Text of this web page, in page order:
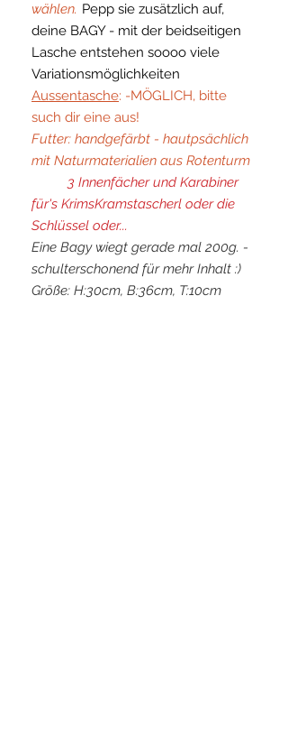
wählen. Pepp sie zusätzlich auf,
deine BAGY - mit der beidseitigen
Lasche entstehen soooo viele
Variationsmöglichkeiten
Aussentasche: -MÖGLICH, bitte
such dir eine aus!
Futter: handgefärbt - hautpsächlich
mit Naturmaterialien aus Rotenturm
3 Innenfächer und Karabiner
für's KrimsKramstascherl oder die
Schlüssel oder...
Eine Bagy wiegt gerade mal 200g. -
schulterschonend für mehr Inhalt :)
Größe: H:30cm, B:36cm, T:10cm